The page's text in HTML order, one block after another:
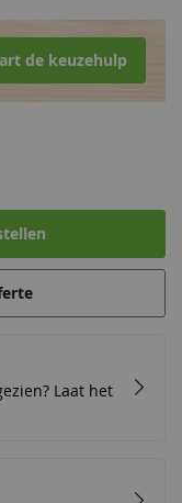
de keuzehulp
Laat het